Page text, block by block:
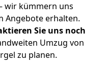
wir kümmern uns
Angebote erhalten.
Sie uns noch
Umzug von
zu planen.